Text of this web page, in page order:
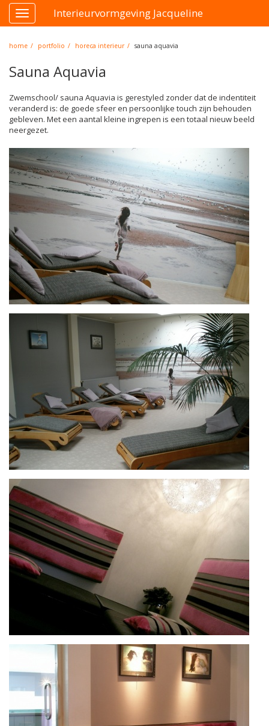
Toggle
navigation
Interieurvormgeving Jacqueline
home portfolio horeca interieur sauna aquavia
Sauna Aquavia
Zwemschool/ sauna Aquavia is gerestyled zonder dat de indentiteit
veranderd is: de goede sfeer en persoonlijke touch zijn behouden
gebleven. Met een aantal kleine ingrepen is een totaal nieuw beeld
neergezet.